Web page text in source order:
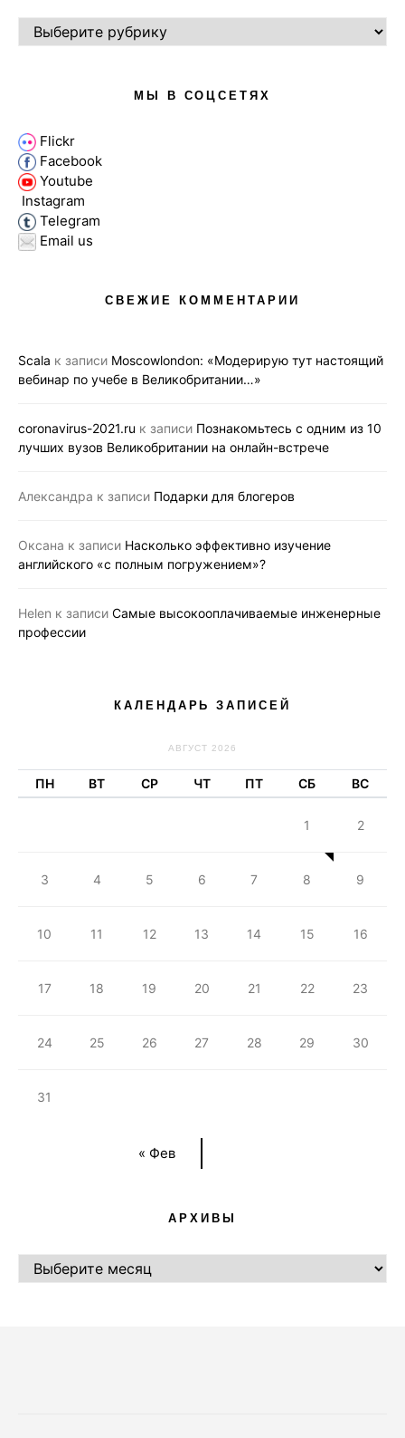
МЫ В СОЦСЕТЯХ
Flickr
Facebook
Youtube
Instagram
Telegram
Email us
СВЕЖИЕ КОММЕНТАРИИ
Scala к записи Moscowlondon: «Модерирую тут настоящий
вебинар по учебе в Великобритании…»
coronavirus-2021.ru к записи Познакомьтесь с одним из 10
лучших вузов Великобритании на онлайн-встрече
Александра к записи Подарки для блогеров
Оксана к записи Насколько эффективно изучение
английского «с полным погружением»?
Helen к записи Самые высокооплачиваемые инженерные
профессии
КАЛЕНДАРЬ ЗАПИСЕЙ
АВГУСТ 2026
ПН ВТ СР ЧТ ПТ СБ ВС
« Фев
1 2
3 4 5 6 7 8 9
10 11 12 13 14 15 16
17 18 19 20 21 22 23
24 25 26 27 28 29 30
31
АРХИВЫ